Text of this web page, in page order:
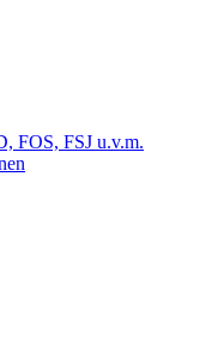
FOS, FSJ u.v.m.